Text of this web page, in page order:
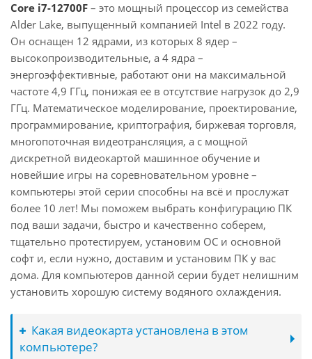
Core i7-12700F – это мощный процессор из семейства
Alder Lake, выпущенный компанией Intel в 2022 году.
Он оснащен 12 ядрами, из которых 8 ядер –
высокопроизводительные, а 4 ядра –
энергоэффективные, работают они на максимальной
частоте 4,9 ГГц, понижая ее в отсутствие нагрузок до 2,9
ГГц. Математическое моделирование, проектирование,
программирование, криптография, биржевая торговля,
многопоточная видеотрансляция, а с мощной
дискретной видеокартой машинное обучение и
новейшие игры на соревновательном уровне –
компьютеры этой серии способны на всё и прослужат
более 10 лет! Мы поможем выбрать конфигурацию ПК
под ваши задачи, быстро и качественно соберем,
тщательно протестируем, установим ОС и основной
софт и, если нужно, доставим и установим ПК у вас
дома. Для компьютеров данной серии будет нелишним
установить хорошую систему водяного охлаждения.
Какая видеокарта установлена в этом
компьютере?